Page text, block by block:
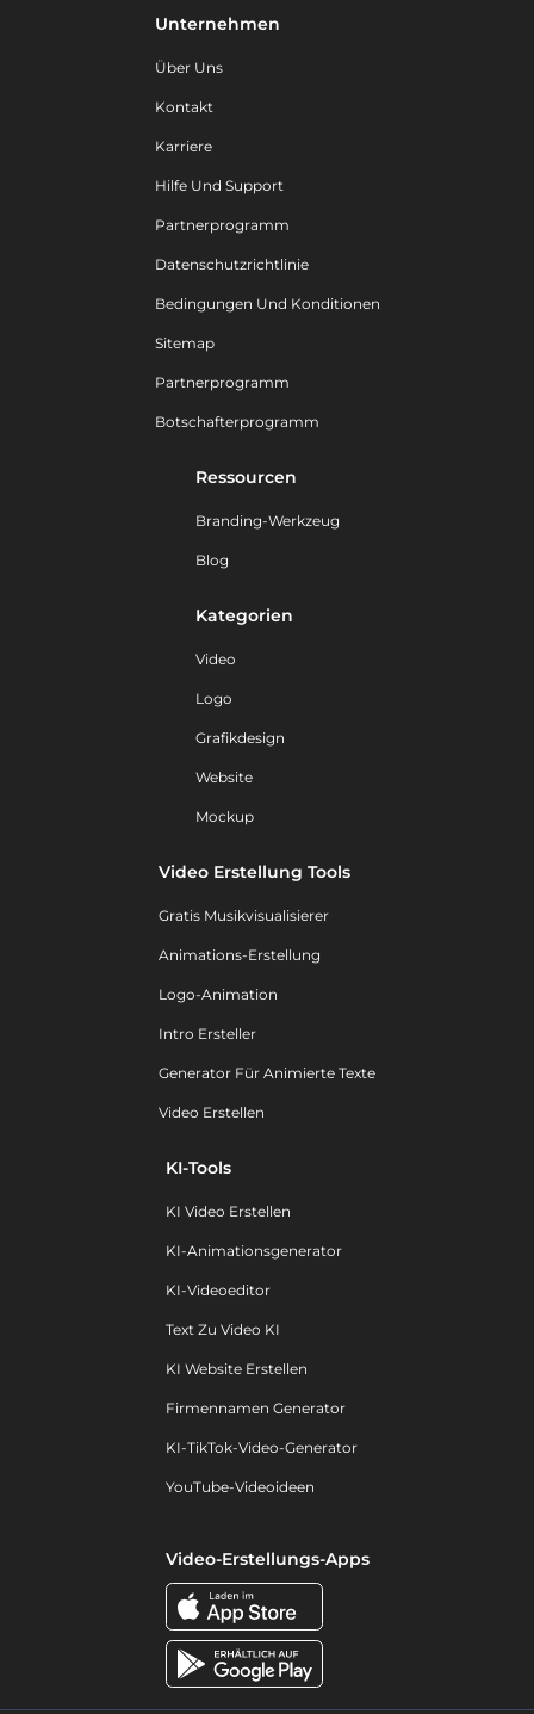
Unternehmen
Über Uns
Kontakt
Karriere
Hilfe Und Support
Partnerprogramm
Datenschutzrichtlinie
Bedingungen Und Konditionen
Sitemap
Partnerprogramm
Botschafterprogramm
Ressourcen
Branding-Werkzeug
Blog
Kategorien
Video
Logo
Grafikdesign
Website
Mockup
Video Erstellung Tools
Gratis Musikvisualisierer
Animations-Erstellung
Logo-Animation
Intro Ersteller
Generator Für Animierte Texte
Video Erstellen
KI-Tools
KI Video Erstellen
KI-Animationsgenerator
KI-Videoeditor
Text Zu Video KI
KI Website Erstellen
Firmennamen Generator
KI-TikTok-Video-Generator
YouTube-Videoideen
Video-Erstellungs-Apps